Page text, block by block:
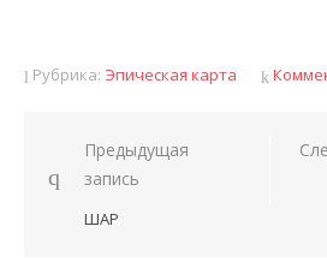
Рубрика: Эпическая карта
Навигация
Предыдущая
запись
ШАР